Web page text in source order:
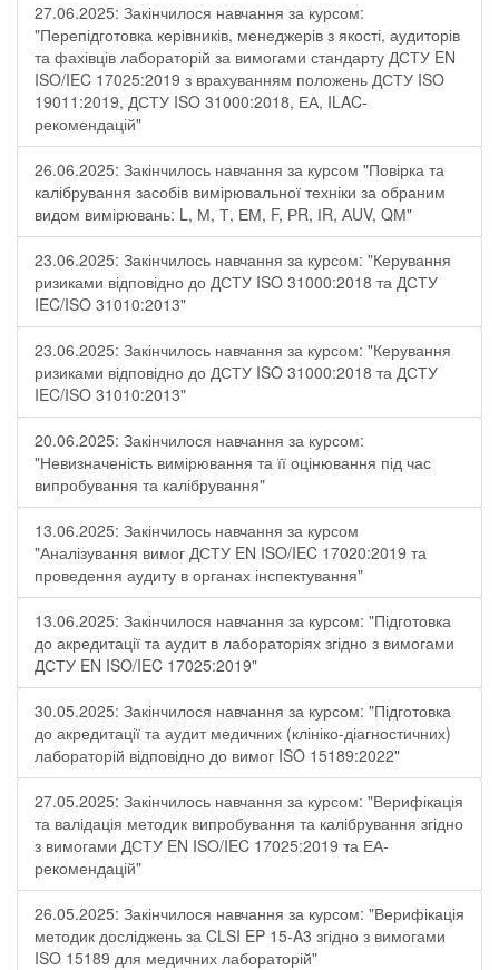
27.06.2025: Закінчилося навчання за курсом:
"Перепідготовка керівників, менеджерів з якості, аудиторів
та фахівців лабораторій за вимогами стандарту ДСТУ EN
ISO/IEC 17025:2019 з врахуванням положень ДСТУ ISO
19011:2019, ДСТУ ISO 31000:2018, ЕА, ILAC-
рекомендацій"
26.06.2025: Закінчилось навчання за курсом "Повірка та
калібрування засобів вимірювальної техніки за обраним
видом вимірювань: L, М, Т, ЕМ, F, РR, ІR, АUV, QМ"
23.06.2025: Закінчилось навчання за курсом: "Керування
ризиками відповідно до ДСТУ ISO 31000:2018 та ДСТУ
IEC/ISO 31010:2013"
23.06.2025: Закінчилось навчання за курсом: "Керування
ризиками відповідно до ДСТУ ISO 31000:2018 та ДСТУ
IEC/ISO 31010:2013"
20.06.2025: Закінчилося навчання за курсом:
"Невизначеність вимірювання та її оцінювання під час
випробування та калібрування"
13.06.2025: Закінчилось навчання за курсом
"Аналізування вимог ДСТУ EN ISO/IEC 17020:2019 та
проведення аудиту в органах інспектування"
13.06.2025: Закінчилося навчання за курсом: "Підготовка
до акредитації та аудит в лабораторіях згідно з вимогами
ДСТУ EN ISO/IEC 17025:2019"
30.05.2025: Закінчилося навчання за курсом: "Підготовка
до акредитації та аудит медичних (клініко-діагностичних)
лабораторій відповідно до вимог ISO 15189:2022"
27.05.2025: Закінчилось навчання за курсом: "Верифікація
та валідація методик випробування та калібрування згідно
з вимогами ДСТУ EN ISO/IEC 17025:2019 та ЕА-
рекомендацій"
26.05.2025: Закінчилося навчання за курсом: "Верифікація
методик досліджень за CLSI EP 15-A3 згідно з вимогами
ISO 15189 для медичних лабораторій"